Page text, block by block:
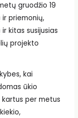
gruodžio 19
priemonių,
kitas susijusias
projekto
kai
ūkio
per metus